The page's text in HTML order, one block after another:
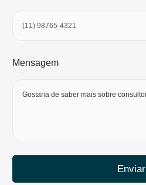
Mensagem
Enviar